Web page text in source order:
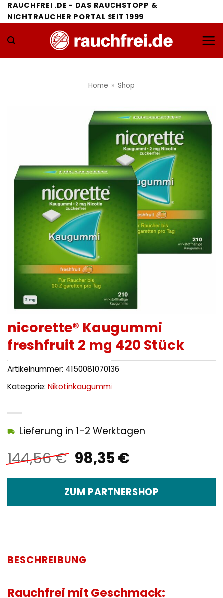
Zum
Inhalt
springen
RAUCHFREI .DE - DAS RAUCHSTOPP &
NICHTRAUCHER PORTAL SEIT 1999
Home » Shop
nicorette® Kaugummi
freshfruit 2 mg 420 Stück
144,56€ Ursprünglicher
Preis
war:
144,56 €
98,35 €Aktueller
ist:
98,35 €.
Lieferung in 1-2 Werktagen
ZUM PARTNERSHOP
Artikelnummer: 4150081070136
Kategorie: Nikotinkaugummi
BESCHREIBUNG
Rauchfrei mit Geschmack: